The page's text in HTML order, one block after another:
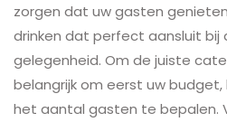
zorgen dat uw gasten
drinken dat perfect aansluit bij
gelegenheid. Om de juiste
belangrijk om eerst uw
het aantal gasten te bepalen.